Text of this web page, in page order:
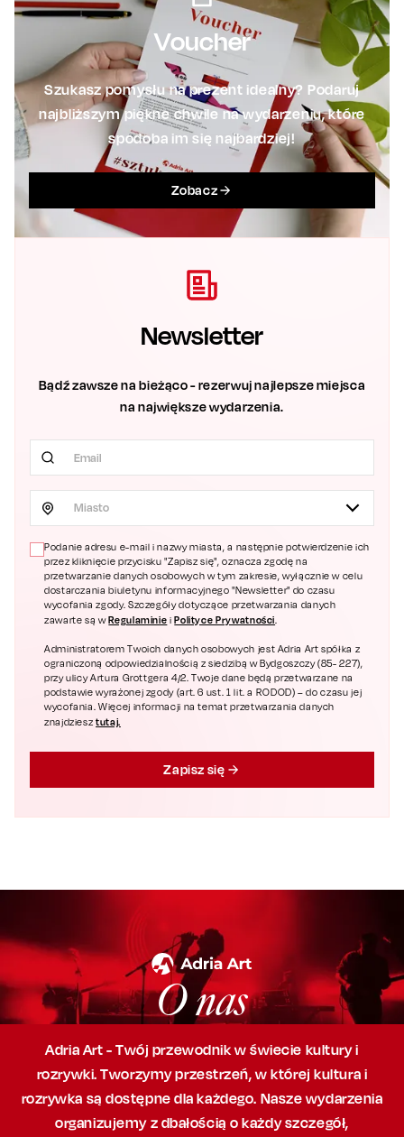
Voucher
Szukasz pomysłu na prezent idealny? Podaruj
najbliższym piękne chwile na wydarzeniu, które
spodoba im się najbardziej!
Zobacz
Newsletter
Bądź zawsze na bieżąco - rezerwuj najlepsze miejsca
na największe wydarzenia.
Miasto
Podanie adresu e-mail i nazwy miasta, a następnie potwierdzenie ich
przez kliknięcie przycisku "Zapisz się", oznacza zgodę na
przetwarzanie danych osobowych w tym zakresie, wyłącznie w celu
dostarczania biuletynu informacyjnego "Newsletter" do czasu
wycofania zgody. Szczegóły dotyczące przetwarzania danych
zawarte są wRegulaminie i Polityce Prywatności.
Administratorem Twoich danych osobowych jest Adria Art spółka z
ograniczoną odpowiedzialnością z siedzibą w Bydgoszczy (85- 227),
przy ulicy Artura Grottgera 4/2. Twoje dane będą przetwarzane na
podstawie wyrażonej zgody (art. 6 ust. 1 lit. a RODOD) – do czasu jej
wycofania. Więcej informacji na temat przetwarzania danych
znajdziesztutaj.
Zapisz się
O nas
Adria Art - Twój przewodnik w świecie kultury i
rozrywki. Tworzymy przestrzeń,w której kultura i
rozrywka są dostępne dla każdego. Nasze wydarzenia
organizujemy z dbałością o każdy szczegół,